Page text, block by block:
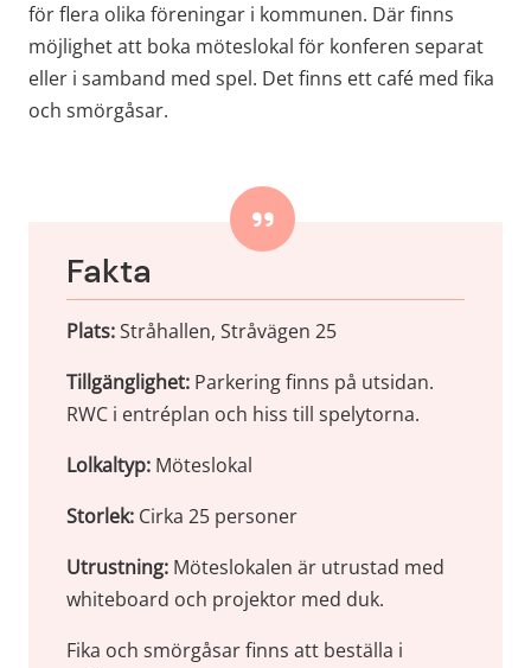
för flera olika föreningar i kommunen. Där finns
möjlighet att boka möteslokal för konferen separat
eller i samband med spel. Det finns ett café med fika
och smörgåsar.
Fakta
Plats: Stråhallen, Stråvägen 25
Tillgänglighet: Parkering finns på utsidan.
RWC i entréplan och hiss till spelytorna.
Lolkaltyp: Möteslokal
Storlek: Cirka 25 personer
Utrustning: Möteslokalen är utrustad med
whiteboard och projektor med duk.
Fika och smörgåsar finns att beställa i